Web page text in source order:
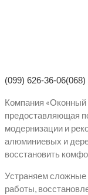
(099) 626-36-06(068)
Компания «Оконный
предоставляющая
модернизации и
алюминиевых и
восстановить
Устраняем сложные
работы,